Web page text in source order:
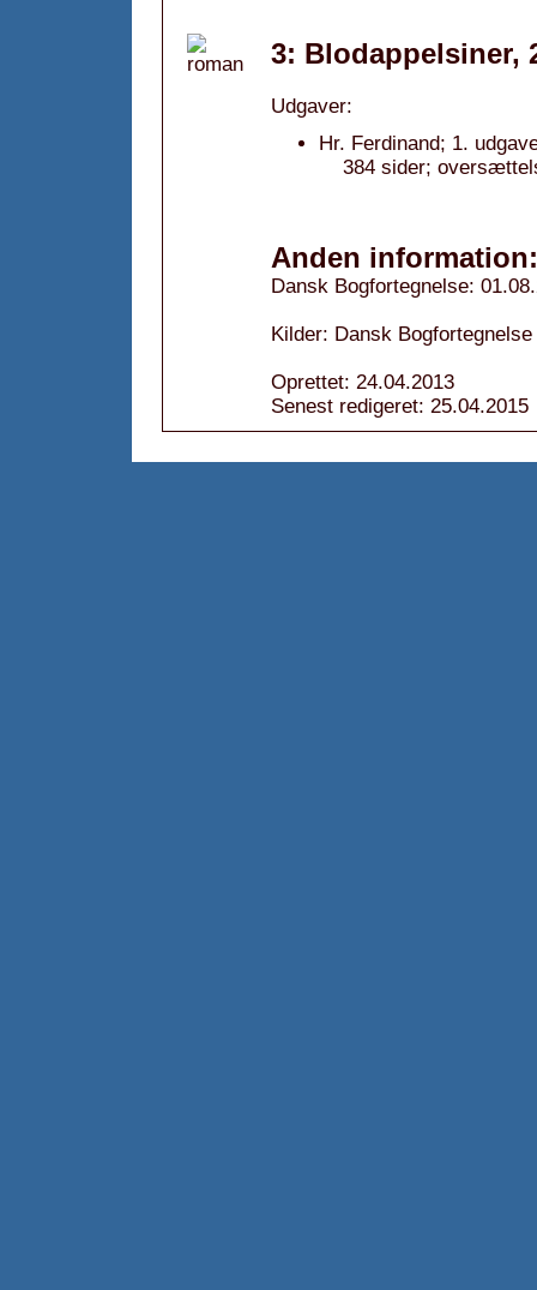
3: Blodappelsiner,
Udgaver:
Hr. Ferdinand; 1.
384 sider;
Anden information:
Dansk Bogfortegnelse:
Kilder: Dansk Bogfortegnelse
Oprettet: 24.04.2013
Senest redigeret: 25.04.2015